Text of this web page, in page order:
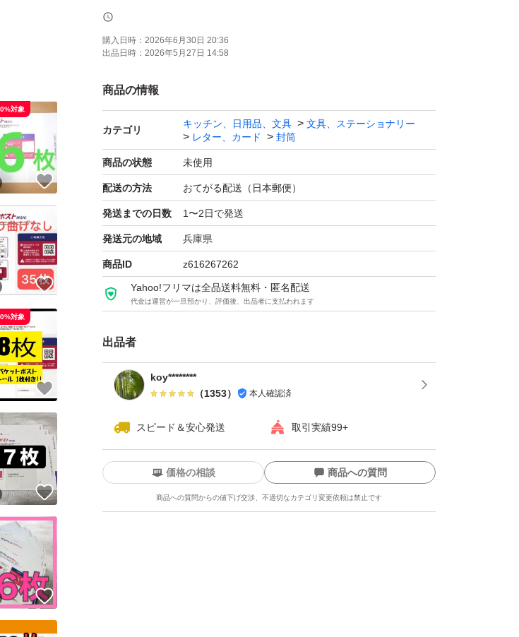
【商品の状態】未使用
【カラー】ホワイト系
購入日時： 2026年6月30日 20:36
出品日時： 2026年5月27日 14:58
商品の情報
カテゴリ
キッチン、日用品、文具
文具、ステーショナリー
レター、カード
封筒
商品の状態 未使用
配送の方法 おてがる配送（日本郵便）
発送までの日数 1〜2日で発送
発送元の地域 兵庫県
商品ID z616267262
Yahoo!フリマは全品送料無料・匿名配送
代金は運営が一旦預かり、評価後、出品者に支払われます
出品者
koy********
（1353） 本人確認済
スピード＆安心発送 取引実績99+
価格の相談 商品への質問
商品への質問からの値下げ交渉、不適切なカテゴリ変更依頼は禁止です
いいね！
対象
対象
いいね！